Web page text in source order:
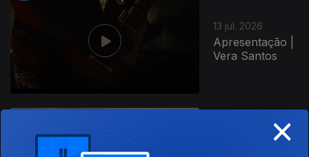
13 jul. 2026
Apresentação |
Vera Santos
×